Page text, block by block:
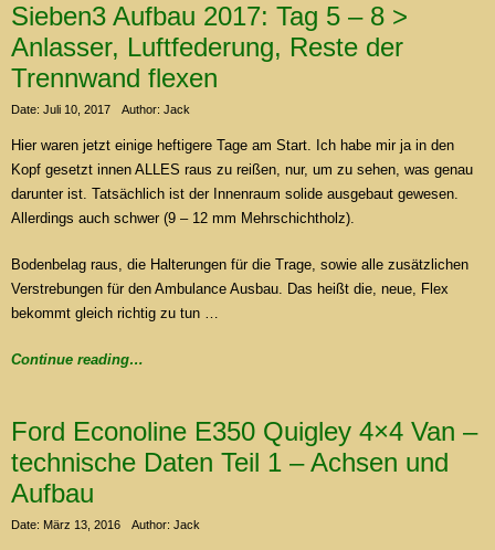
Sieben3 Aufbau 2017: Tag 5 – 8 >
Anlasser, Luftfederung, Reste der
Trennwand flexen
Date: Juli 10, 2017 Author: Jack
Hier waren jetzt einige heftigere Tage am Start. Ich habe mir ja in den
Kopf gesetzt innen ALLES raus zu reißen, nur, um zu sehen, was genau
darunter ist. Tatsächlich ist der Innenraum solide ausgebaut gewesen.
Allerdings auch schwer (9 – 12 mm Mehrschichtholz).
Bodenbelag raus, die Halterungen für die Trage, sowie alle zusätzlichen
Verstrebungen für den Ambulance Ausbau. Das heißt die, neue, Flex
bekommt gleich richtig zu tun …
Continue reading…
Ford Econoline E350 Quigley 4×4 Van –
technische Daten Teil 1 – Achsen und
Aufbau
Date: März 13, 2016 Author: Jack